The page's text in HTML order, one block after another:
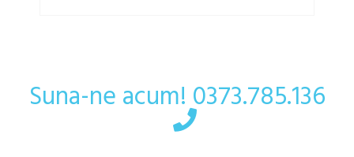
Suna-ne acum!0373.785.136